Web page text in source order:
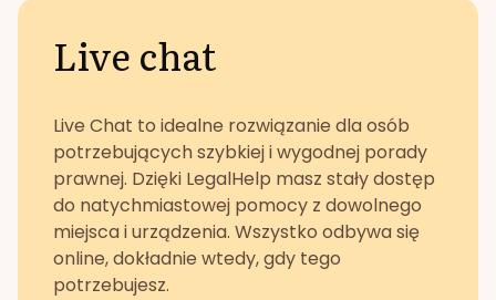
Live chat
Live Chat to idealne rozwiązanie dla osób
potrzebujących szybkiej i wygodnej porady
prawnej. Dzięki LegalHelp masz stały dostęp
do natychmiastowej pomocy z dowolnego
miejsca i urządzenia. Wszystko odbywa się
online, dokładnie wtedy, gdy tego
potrzebujesz.